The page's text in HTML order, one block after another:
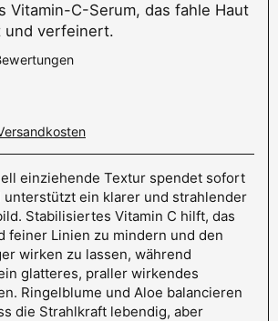
Vitamin-C-Serum, das fahle Haut
und verfeinert.
einziehende Textur spendet sofort
unterstützt ein klarer und strahlender
Stabilisiertes Vitamin C hilft, das
feiner Linien zu mindern und den
wirken zu lassen, während
glatteres, praller wirkendes
Ringelblume und Aloe balancieren
die Strahlkraft lebendig, aber